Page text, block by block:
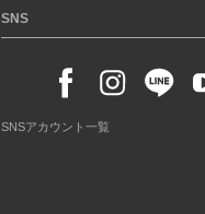
SNS
SNSアカウント一覧